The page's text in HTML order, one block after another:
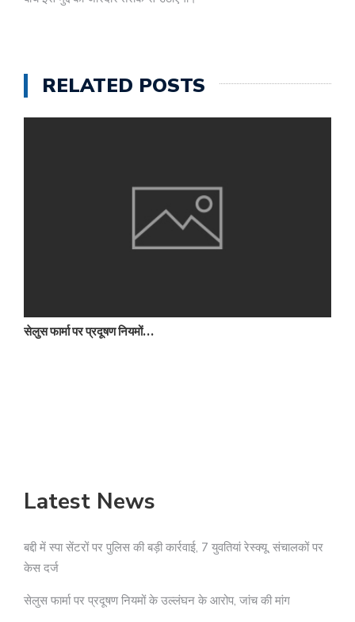
RELATED POSTS
सेलुस फार्मा पर प्रदूषण नियमों…
Latest News
बद्दी में स्पा सेंटरों पर पुलिस की बड़ी कार्रवाई, 7 युवतियां रेस्क्यू, संचालकों पर
केस दर्ज
सेलुस फार्मा पर प्रदूषण नियमों के उल्लंघन के आरोप, जांच की मांग